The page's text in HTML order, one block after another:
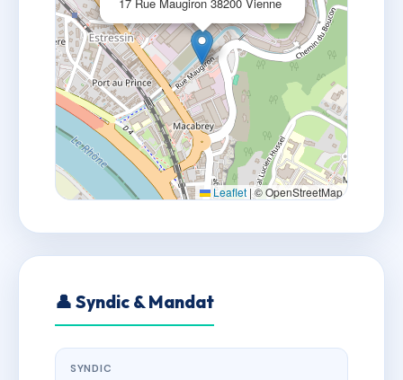
Leaflet |© OpenStreetMap
👤 Syndic & Mandat
SYNDIC